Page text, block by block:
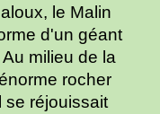
le Malin
d'un géant
milieu de la
rocher
se réjouissait